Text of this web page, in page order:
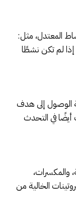
من النشاط المعتدل، مثل:
لكن إذا لم تكن نشطًا
الوصول إلى هدف
في التحدث
والمكسرات،
الخالية من